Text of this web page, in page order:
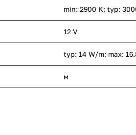
min: 2900 K; typ:
12 V
typ: 14 W/m; max:
м